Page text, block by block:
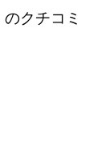
クチコミ